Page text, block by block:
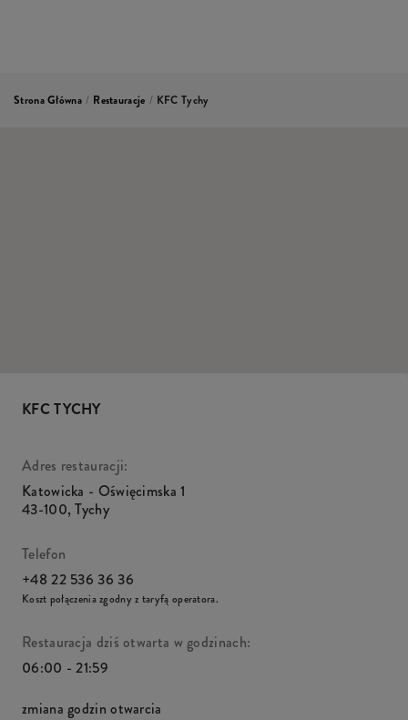
Strona Główna / Restauracje / KFC Tychy
KFC TYCHY
Adres restauracji:
Katowicka - Oświęcimska 1
43-100,Tychy
Telefon
+48 22 536 36 36
Koszt połączenia zgodny z taryfą operatora.
Restauracja dziś otwarta w godzinach:
06:00 - 21:59
zmiana godzin otwarcia